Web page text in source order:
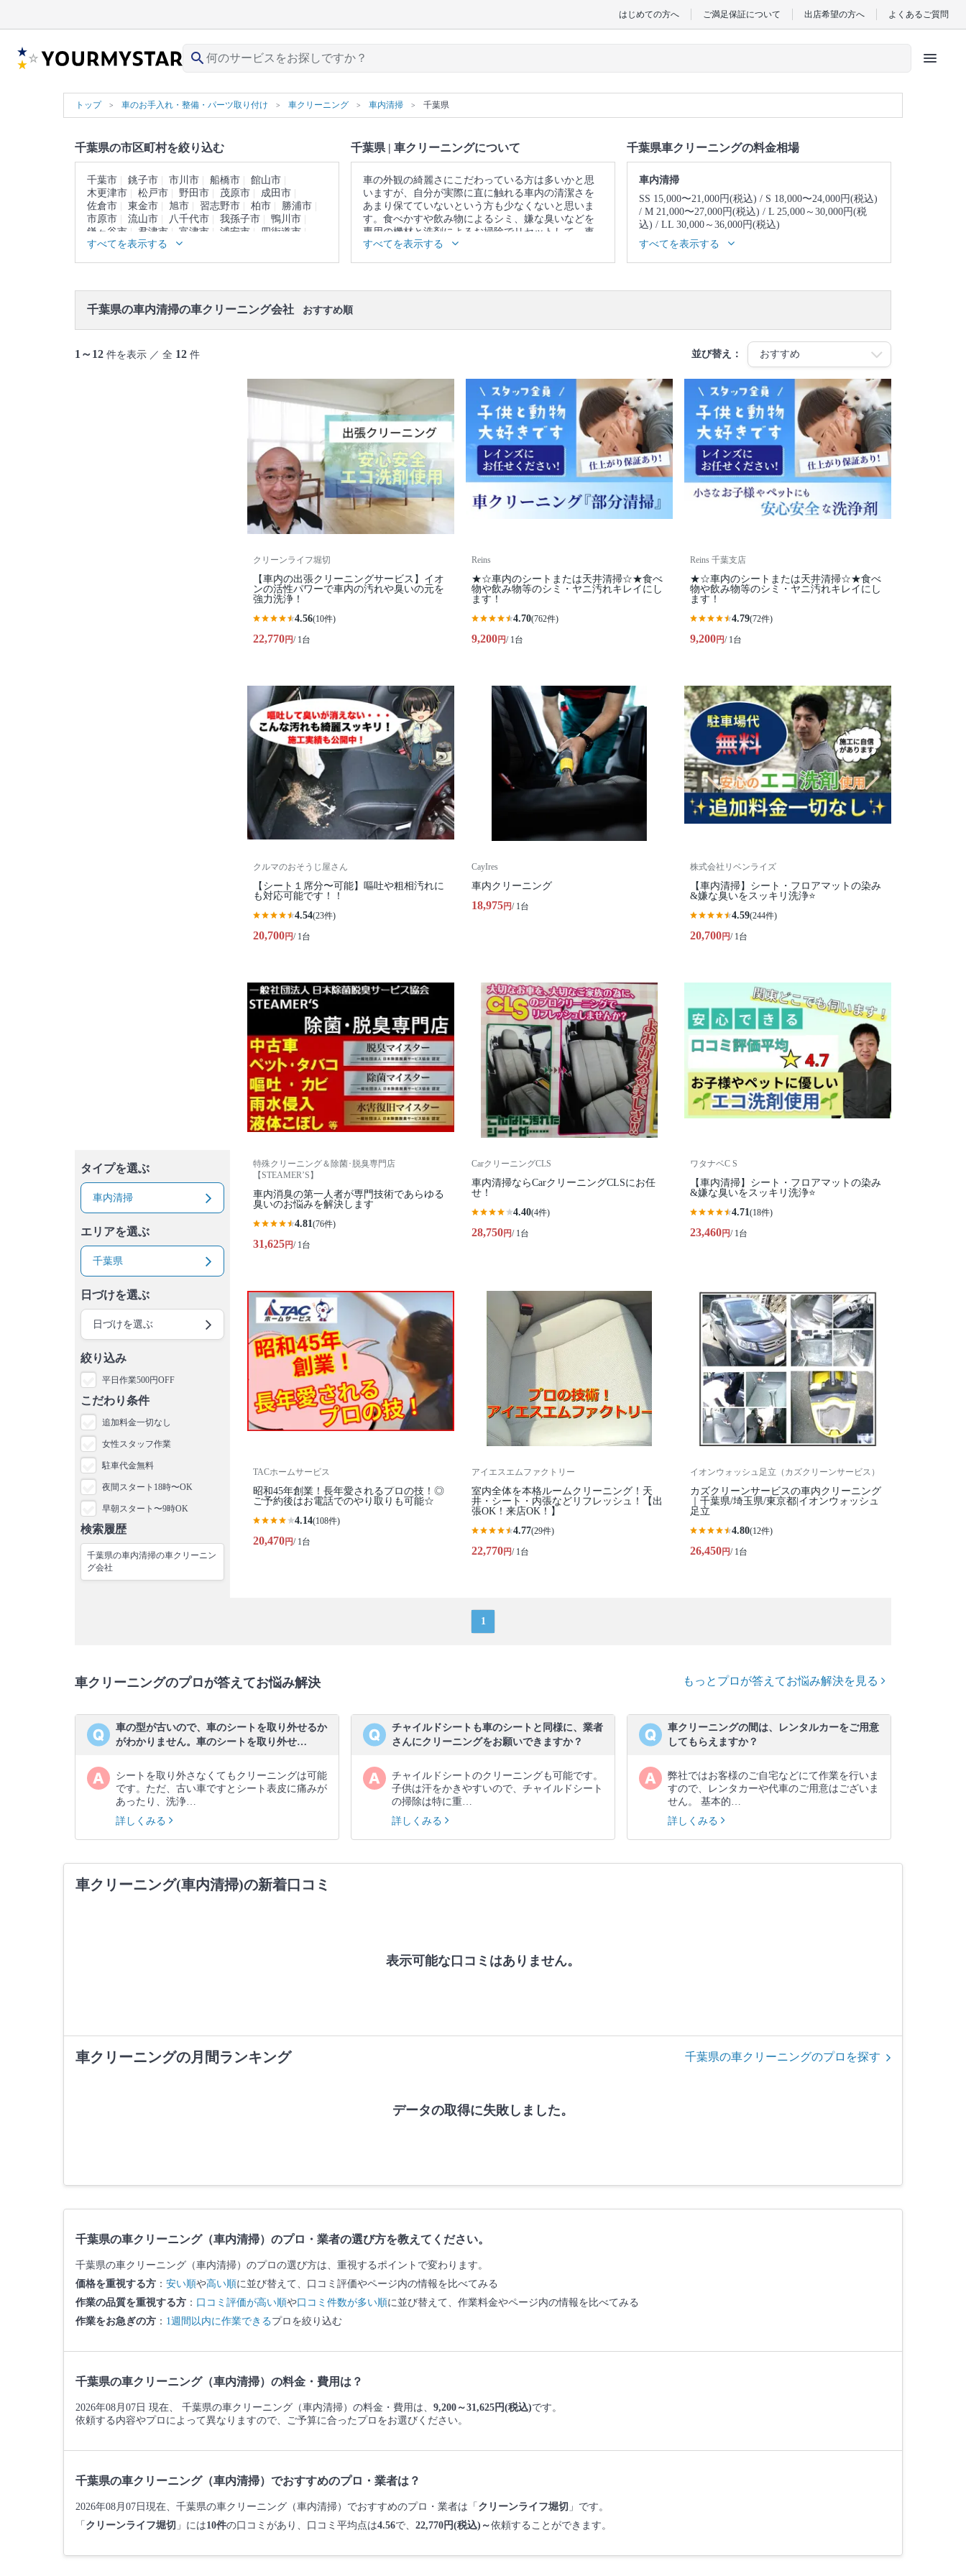
はじめての方へ ご満足保証について 出店希望の方へ よくあるご質問
search menu
トップ 車のお手入れ・整備・パーツ取り付け 車クリーニング 車内清掃 千葉県
千葉県の市区町村を絞り込む
千葉市 銚子市 市川市 船橋市
館山市
木更津市
松戸市 野田市 茂原市
成田市
佐倉市
東金市 旭市 習志野市 柏市
勝浦市
市原市
流山市 八千代市 我孫子市
鴨川市
鎌ヶ谷市
君津市 富津市 浦安市
四街道市
袖ヶ浦市
八街市 印西市
すべてを表示する
千葉県 | 車クリーニングについて
車の外観の綺麗さにこだわっている方は多いかと思
いますが、自分が実際に直に触れる車内の清潔さを
あまり保てていないという方も少なくないと思いま
す。食べかすや飲み物によるシミ、嫌な臭いなどを
専用の機材と洗剤によるお掃除でリセットして、車
内を新車の様な快適な空間にしませんか。
▼表示価格に含まれる車クリーニングの作業範囲
※本ページでは一部プロモーションを含む場合があ
すべてを表示する
千葉県車クリーニングの料金相場
車内清掃
SS 15,000〜21,000円(税込)
S 18,000〜24,000円(税込)
M 21,000〜27,000円(税込)
L 25,000～30,000円(税
込)
LL 30,000～36,000円(税込)
洗車
SS 10,000～16,000円(税込)
S 11,000～17,000円(税込)
LL 13,000～22,000円(税込)
すべてを表示する
千葉県の車内清掃の車クリーニング会社 おすすめ順
1～12 件を表示 ／ 全 12 件 並び替え：
タイプを選ぶ
車内清掃
エリアを選ぶ
千葉県
日づけを選ぶ
日づけを選ぶ
絞り込み
平日作業500円OFF
こだわり条件
追加料金一切なし
女性スタッフ作業
駐車代金無料
夜間スタート18時〜OK
早朝スタート〜9時OK
検索履歴
千葉県の車内清掃の車クリーニン
グ会社
クリーンライフ堀切
【車内の出張クリーニングサービス】イオ
ンの活性パワーで車内の汚れや臭いの元を
強力洗浄！
4.56(10件)
22,770円/ 1台
Reins
★☆車内のシートまたは天井清掃☆★食べ
物や飲み物等のシミ・ヤニ汚れキレイにし
ます！
4.70(762件)
9,200円/ 1台
Reins 千葉支店
★☆車内のシートまたは天井清掃☆★食べ
物や飲み物等のシミ・ヤニ汚れキレイにし
ます！
4.79(72件)
9,200円/ 1台
クルマのおそうじ屋さん
【シート１席分〜可能】嘔吐や粗相汚れに
も対応可能です！！
4.54(23件)
20,700円/ 1台
CayIres
車内クリーニング
18,975円/ 1台
株式会社リベンライズ
【車内清掃】シート・フロアマットの染み
&嫌な臭いをスッキリ洗浄⭐️
4.59(244件)
20,700円/ 1台
特殊クリーニング＆除菌･脱臭専門店
【STEAMER’S】
車内消臭の第一人者が専門技術であらゆる
臭いのお悩みを解決します
4.81(76件)
31,625円/ 1台
CarクリーニングCLS
車内清掃ならCarクリーニングCLSにお任
せ！
4.40(4件)
28,750円/ 1台
ワタナベC S
【車内清掃】シート・フロアマットの染み
&嫌な臭いをスッキリ洗浄⭐️
4.71(18件)
23,460円/ 1台
TACホームサービス
昭和45年創業！長年愛されるプロの技！◎
ご予約後はお電話でのやり取りも可能☆
4.14(108件)
20,470円/ 1台
アイエスエムファクトリー
室内全体を本格ルームクリーニング！天
井・シート・内張などリフレッシュ！【出
張OK！来店OK！】
4.77(29件)
22,770円/ 1台
イオンウォッシュ足立（カズクリーンサービス）
カズクリーンサービスの車内クリーニング
｜千葉県/埼玉県/東京都|イオンウォッシュ
足立
4.80(12件)
26,450円/ 1台
1
車クリーニングのプロが答えてお悩み解決 もっとプロが答えてお悩み解決を見る
車の型が古いので、車のシートを取り外せるか
がわかりません。車のシートを取り外せ…
シートを取り外さなくてもクリーニングは可能
です。ただ、古い車ですとシート表皮に痛みが
あったり、洗浄…
詳しくみる
チャイルドシートも車のシートと同様に、業者
さんにクリーニングをお願いできますか？
チャイルドシートのクリーニングも可能です。
子供は汗をかきやすいので、チャイルドシート
の掃除は特に重…
詳しくみる
車クリーニングの間は、レンタルカーをご用意
してもらえますか？
弊社ではお客様のご自宅などにて作業を行いま
すので、レンタカーや代車のご用意はございま
せん。 基本的…
詳しくみる
車クリーニング(車内清掃)の新着口コミ
表示可能な口コミはありません。
車クリーニングの月間ランキング 千葉県の車クリーニングのプロを探す
データの取得に失敗しました。
千葉県の車クリーニング（車内清掃）のプロ・業者の選び方を教えてください。
千葉県の車クリーニング（車内清掃）のプロの選び方は、重視するポイントで変わります。
価格を重視する方 ： 安い順や高い順に並び替えて、口コミ評価やページ内の情報を比べてみる
作業の品質を重視する方 ： 口コミ評価が高い順や口コミ件数が多い順に並び替えて、作業料金やページ内の情報を比べてみる
作業をお急ぎの方 ： 1週間以内に作業できるプロを絞り込む
千葉県の車クリーニング（車内清掃）の料金・費用は？
2026年08月07日 現在、 千葉県の車クリーニング（車内清掃）の料金・費用は、 9,200～31,625円(税込)です。
依頼する内容やプロによって異なりますので、ご予算に合ったプロをお選びください。
千葉県の車クリーニング（車内清掃）でおすすめのプロ・業者は？
2026年08月07日現在、千葉県の車クリーニング（車内清掃）でおすすめのプロ・業者は「 クリーンライフ堀切 」です。
「 クリーンライフ堀切 」には10件の口コミがあり、口コミ平均点は4.56で、 22,770円(税込)～依頼することができます。